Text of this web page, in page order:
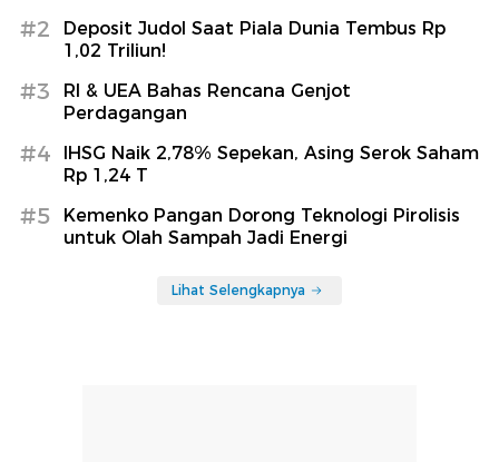
#2
Deposit Judol Saat Piala Dunia Tembus Rp
1,02 Triliun!
#3
RI & UEA Bahas Rencana Genjot
Perdagangan
#4
IHSG Naik 2,78% Sepekan, Asing Serok Saham
Rp 1,24 T
#5
Kemenko Pangan Dorong Teknologi Pirolisis
untuk Olah Sampah Jadi Energi
Lihat Selengkapnya